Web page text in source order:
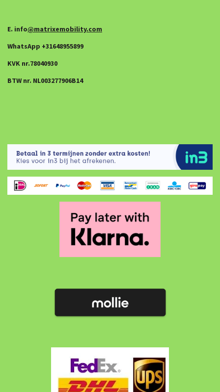
E. info@matrixemobility.com
WhatsApp +31648955899
KVK nr.78040930
BTW nr. NL003277906B14